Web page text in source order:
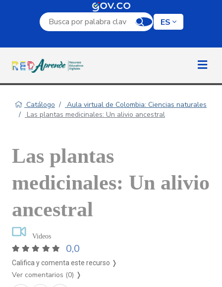
Campo de búsqueda por palabra clave
ES
Catálogo
Aula virtual de Colombia: Ciencias naturales
Las plantas medicinales: Un alivio ancestral
Las plantas
medicinales: Un alivio
ancestral
Videos
0,0
Califica y comenta este recurso ❭
Ver comentarios (0) ❭